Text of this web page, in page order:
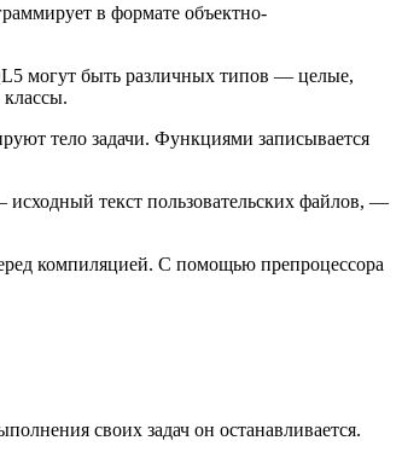
в формате объектно-
могут быть различных типов — целые,
тело задачи. Функциями записывается
исходный текст пользовательских файлов, —
компиляцией. С помощью препроцессора
своих задач он останавливается.